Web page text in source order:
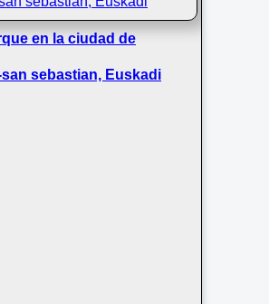
en la ciudad de
sebastian, Euskadi